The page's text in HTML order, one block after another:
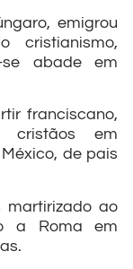
emigrou
cristianismo,
se abade em
franciscano,
cristãos em
de pais
ao
a Roma em